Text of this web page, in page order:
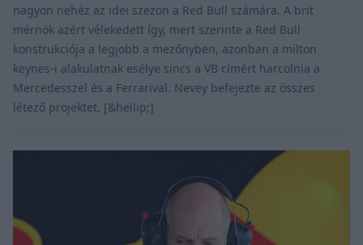
nagyon nehéz az idei szezon a Red Bull számára. A brit
mérnök azért vélekedett így, mert szerinte a Red Bull
konstrukciója a legjobb a mezőnyben, azonban a milton
keynes-i alakulatnak esélye sincs a VB címért harcolnia a
Mercedesszel és a Ferrarival. Nevey befejezte az összes
létező projektet, [&hellip;]